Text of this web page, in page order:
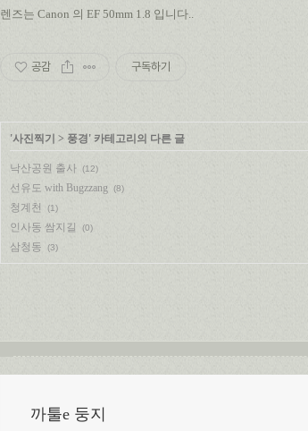
렌즈는 Canon 의 EF 50mm 1.8 입니다..
공감 구독하기
'사진찍기 > 풍경' 카테고리의 다른 글
낙산공원 출사 (12)
선유도 with Bugzzang (8)
청계천 (1)
인사동 쌈지길 (0)
삼청동 (3)
까툴e 둥지